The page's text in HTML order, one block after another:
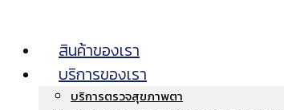
สินค้าของเรา
บริการของเรา
บริการตรวจสุขภาพตา